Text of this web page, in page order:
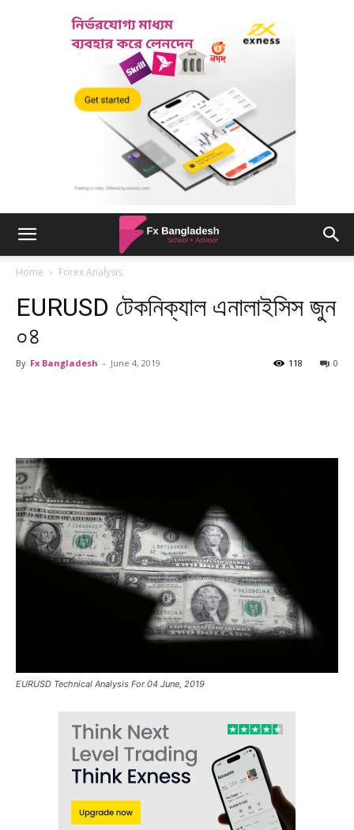
Home Forex Analysis
EURUSD টেকনিক্যাল এনালাইসিস জুন
০৪
By Fx Bangladesh - June 4, 2019 0
118
EURUSD Technical Analysis For 04 June, 2019